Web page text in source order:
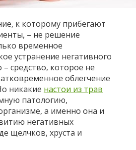
к которому прибегают
– не решение
временное
устранение негативного
– средство, которое не
облегчение
никакие настои из трав
патологию,
а именно она и
негативных
щелчков, хруста и